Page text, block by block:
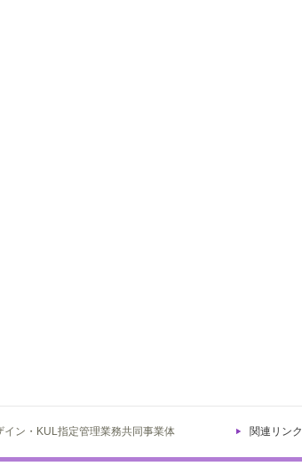
関連リンク
ン・KUL指定管理業務共同事業体